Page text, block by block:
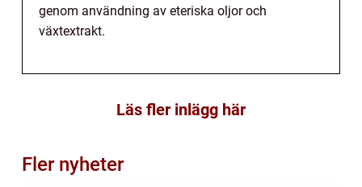
genom användning av eteriska oljor och
växtextrakt.
Läs fler inlägg här
Fler nyheter